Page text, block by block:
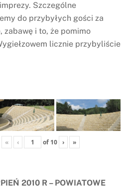
Szczególne
do przybyłych gości za
zabawę i to, że pomimo
licznie przybyliście
« ‹ of 10 › »
2010 R – POWIATOWE